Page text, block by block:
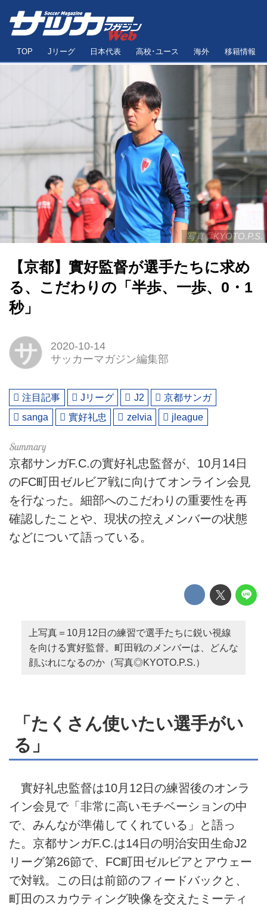
TOP Jリーグ 日本代表 高校･ユース 海外 移籍情報
写真◎KYOTO.P.S.
【京都】實好監督が選手たちに求め
る、こだわりの「半歩、一歩、0・1
秒」
サ
2020-10-14
サッカーマガジン編集部
注目記事 Jリーグ J2
京都サンガ
sanga
實好礼忠 zelvia jleague
京都サンガF.C.の實好礼忠監督が、10月14日
のFC町田ゼルビア戦に向けてオンライン会見
を行なった。細部へのこだわりの重要性を再
確認したことや、現状の控えメンバーの状態
などについて語っている。
上写真＝10月12日の練習で選手たちに鋭い視線
を向ける實好監督。町田戦のメンバーは、どんな
顔ぶれになるのか（写真◎KYOTO.P.S.）
「たくさん使いたい選手がい
る」
實好礼忠監督は10月12日の練習後のオンラ
イン会見で「非常に高いモチベーションの中
で、みんなが準備してくれている」と語っ
た。京都サンガF.C.は14日の明治安田生命J2
リーグ第26節で、FC町田ゼルビアとアウェー
で対戦。この日は前節のフィードバックと、
町田のスカウティング映像を交えたミーティ